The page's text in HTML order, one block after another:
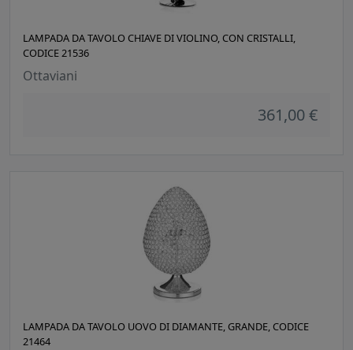
LAMPADA DA TAVOLO CHIAVE DI VIOLINO, CON CRISTALLI,
CODICE 21536
Ottaviani
361,00 €
LAMPADA DA TAVOLO UOVO DI DIAMANTE, GRANDE, CODICE
21464